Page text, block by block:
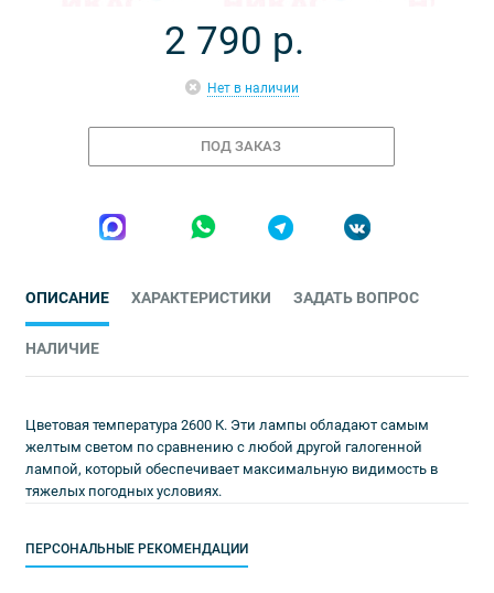
2 790 р.
Нет в наличии
ПОД ЗАКАЗ
ОПИСАНИЕ ХАРАКТЕРИСТИКИ ЗАДАТЬ ВОПРОС
НАЛИЧИЕ
Цветовая температура 2600 К. Эти лампы обладают самым
желтым светом по сравнению с любой другой галогенной
лампой, который обеспечивает максимальную видимость в
тяжелых погодных условиях.
ПЕРСОНАЛЬНЫЕ РЕКОМЕНДАЦИИ